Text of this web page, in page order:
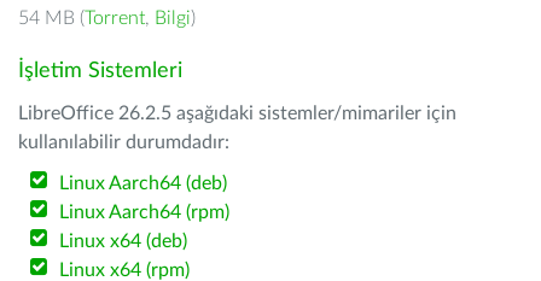
54 MB (Torrent, Bilgi)
İşletim Sistemleri
LibreOffice 26.2.5 aşağıdaki sistemler/mimariler için
kullanılabilir durumdadır:
Linux Aarch64 (deb)
Linux Aarch64 (rpm)
Linux x64 (deb)
Linux x64 (rpm)